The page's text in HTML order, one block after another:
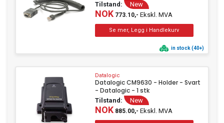
Tilstand: New
NOK773.10,- Ekskl. MVA
in stock (40+)
Datalogic
Datalogic CM9630 - Holder - Svart
- Datalogic - 1 stk
Tilstand: New
NOK885.00,- Ekskl. MVA